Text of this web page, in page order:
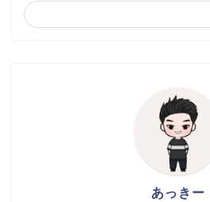
あっきー